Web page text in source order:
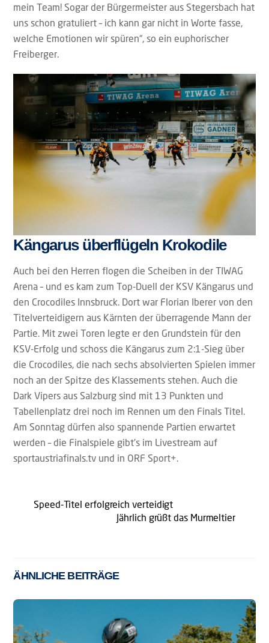
mein Team! Sogar der Bürgermeister aus Stegersbach hat
uns schon gratuliert – ich kann gar nicht in Worte fasse,
welche Emotionen wir spüren“, so ein euphorischer
Freiberger.
Kängarus überflügeln Krokodile
Auch bei den Herren flogen die Scheiben in der TIWAG
Arena – und es kam zum Top-Duell der KSV Kängarus und
den Crocodiles Innsbruck. Dort war Florian Iberer von den
Titelverteidigern aus Kärnten der überragende Mann der
Partie. Mit zwei Toren legte er den Grundstein für den
KSV-Erfolg und schoss die Kängarus zum 2:1-Sieg über
die Crocodiles, die nach sechs absolvierten Spielen immer
noch an der Spitze des Klassements stehen. Auch die
Dark Vipers aus Salzburg sind mit 13 Punkten und
Tabellenplatz drei noch im Rennen um den Finals Titel.
Am Sonntag dürfen also spannende Partien erwartet
werden – die Finalspiele gibt’s im Livestream auf
sportaustriafinals.tv und in ORF Sport+.
Speed-Titel erfolgreich verteidigt
Jährlich grüßt das Murmeltier
ÄHNLICHE BEITRÄGE